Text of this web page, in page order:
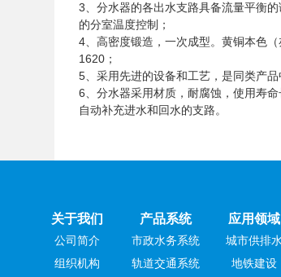
3、分水器的各出水支路具备流量平衡
的分室温度控制；
4、高密度锻造，一次成型。黄铜本色
1620；
5、采用先进的设备和工艺，是同类产品
6、分水器采用材质，耐腐蚀，使用寿
自动补充进水和回水的支路。
关于我们
公司简介
组织机构
产品系统
市政水务系统
轨道交通系统
应用领域
城市供排水
地铁建设